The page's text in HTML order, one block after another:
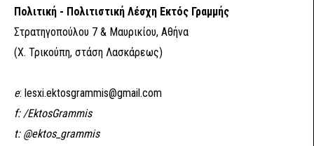
Πολιτική - Πολιτιστική Λέσχη Εκτός Γραμμής
Στρατηγοπούλου 7 & Μαυρικίου, Αθήνα
(Χ. Τρικούπη, στάση Λασκάρεως)
e: lesxi.ektosgrammis@gmail.com
f: /EktosGrammis
t: @ektos_grammis